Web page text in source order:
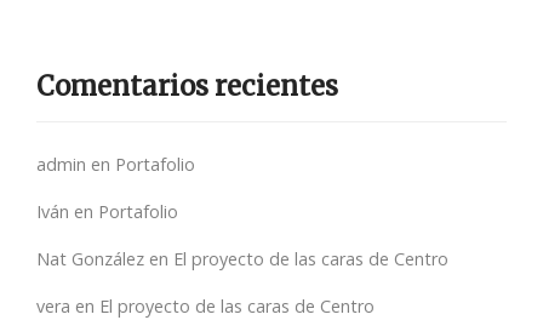
Comentarios recientes
admin en Portafolio
Iván en Portafolio
Nat González en El proyecto de las caras de Centro
vera en El proyecto de las caras de Centro